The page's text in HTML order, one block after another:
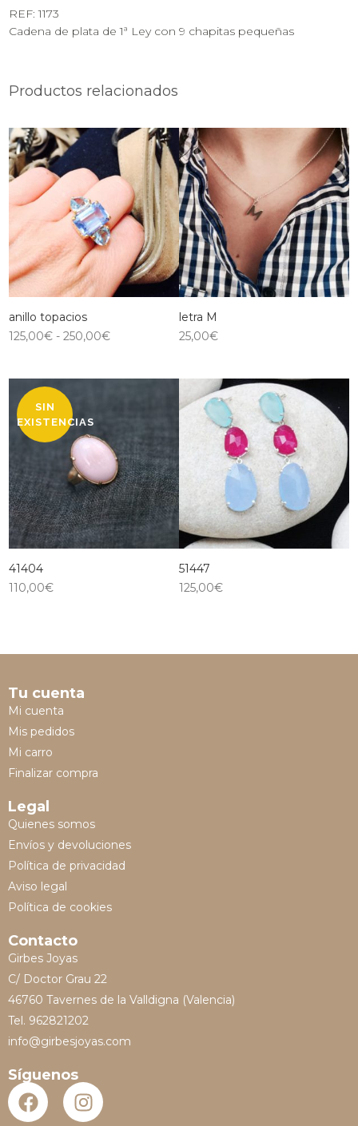
REF: 1173
Cadena de plata de 1ª Ley con 9 chapitas pequeñas
Productos relacionados
anillo topacios
125,00€ - 250,00€
letra M
25,00€
SIN
EXISTENCIAS
41404
110,00€
51447
125,00€
Tu cuenta
Mi cuenta
Mis pedidos
Mi carro
Finalizar compra
Legal
Quienes somos
Envíos y devoluciones
Política de privacidad
Aviso legal
Política de cookies
Contacto
Girbes Joyas
C/ Doctor Grau 22
46760 Tavernes de la Valldigna (Valencia)
Tel. 962821202
info@girbesjoyas.com
Síguenos